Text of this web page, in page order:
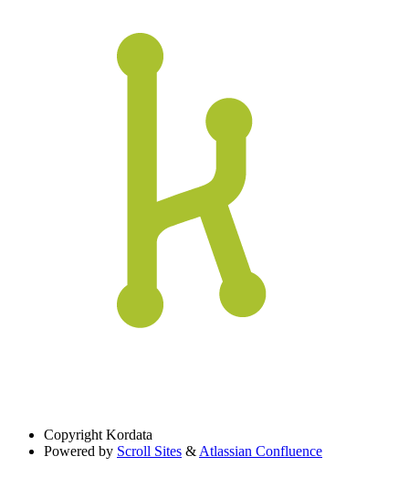
Copyright Kordata
Powered by Scroll Sites & Atlassian Confluence